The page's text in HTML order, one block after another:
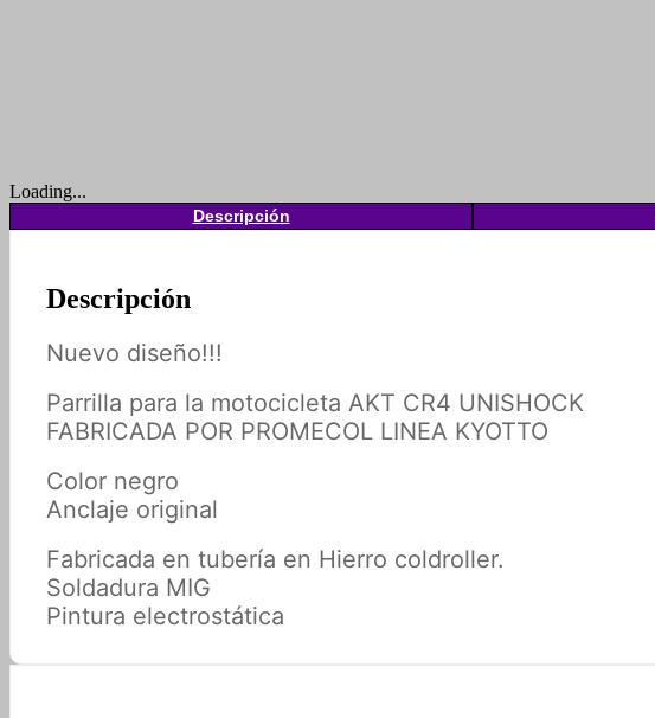
Loading...
Descripción
Descripción
Nuevo diseño!!!
Parrilla para la motocicleta AKT CR4 UNISHOCK
FABRICADA POR PROMECOL LINEA KYOTTO
Color negro
Anclaje original
Fabricada en tubería en Hierro coldroller.
Soldadura MIG
Pintura electrostática